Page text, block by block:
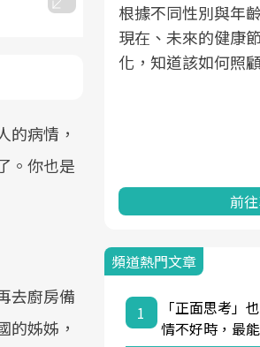
的病情，
。你也是
去廚房備
的姊姊，
正在快速
自身健康
點。
「一站式
化」出
根據不同性別與年
現在、未來的健康
化，知道該如何照
前
頻道熱門文章
1
「正面思考」
情不好時，最